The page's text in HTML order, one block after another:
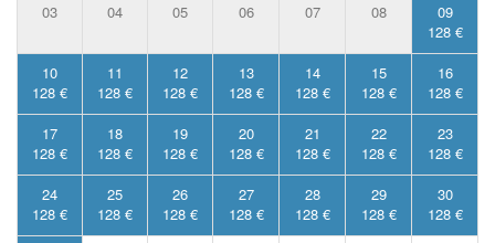
03 04 05 06 07 08
09
128 €
10
128 €
11
128 €
12
128 €
13
128 €
14
128 €
15
128 €
16
128 €
17
128 €
18
128 €
19
128 €
20
128 €
21
128 €
22
128 €
23
128 €
24
128 €
25
128 €
26
128 €
27
128 €
28
128 €
29
128 €
30
128 €